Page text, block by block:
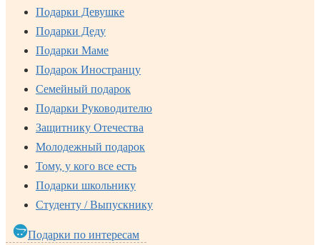
Подарки Девушке
Подарки Деду
Подарки Маме
Подарок Иностранцу
Семейный подарок
Подарки Руководителю
Защитнику Отечества
Молодежный подарок
Тому, у кого все есть
Подарки школьнику
Студенту / Выпускнику
Подарки по интересам